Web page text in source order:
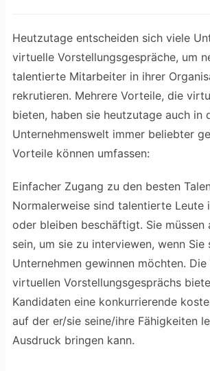
Heutzutage entscheiden sich viele
virtuelle Vorstellungsgespräche, um
talentierte Mitarbeiter in ihrer
rekrutieren. Mehrere Vorteile, die
bieten, haben sie heutzutage auch in
Unternehmenswelt immer beliebter
Vorteile können umfassen:
Einfacher Zugang zu den besten
Normalerweise sind talentierte Leute
oder bleiben beschäftigt. Sie müssen
sein, um sie zu interviewen, wenn Sie
Unternehmen gewinnen möchten.
virtuellen Vorstellungsgesprächs
Kandidaten eine konkurrierende
auf der er/sie seine/ihre Fähigkeiten
Ausdruck bringen kann.